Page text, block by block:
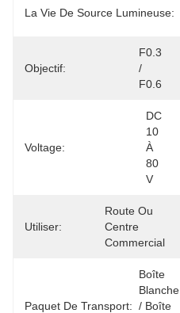
La Vie De Source Lumineuse:
Objectif:
F0.3
/
F0.6
Voltage:
DC
10
À
80
V
Utiliser:
Route Ou
Centre
Commercial
Paquet De Transport:
Boîte
Blanche
/ Boîte